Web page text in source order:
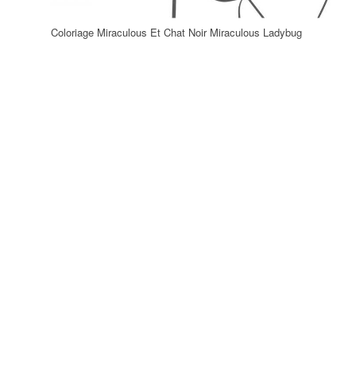
Coloriage Miraculous Et Chat Noir Miraculous Ladybug